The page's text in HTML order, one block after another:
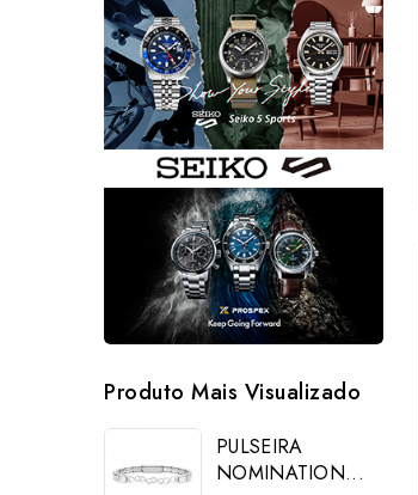
Produto Mais Visualizado
PULSEIRA
NOMINATION...